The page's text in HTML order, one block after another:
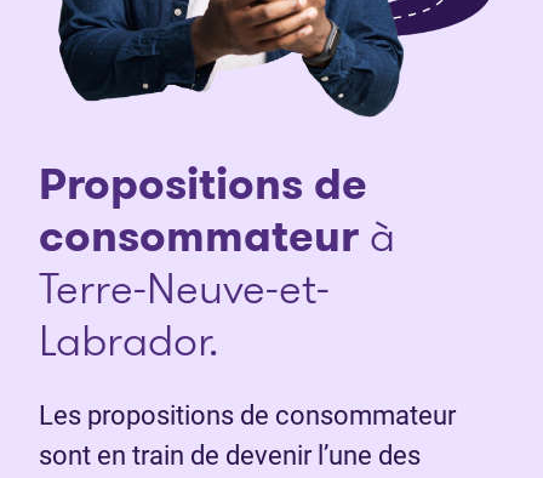
Propositions de
consommateurà
Terre-Neuve-et-
Labrador.
Les propositions de consommateur
sont en train de devenir l’une des